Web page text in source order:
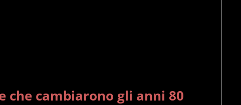
che cambiarono gli anni 80